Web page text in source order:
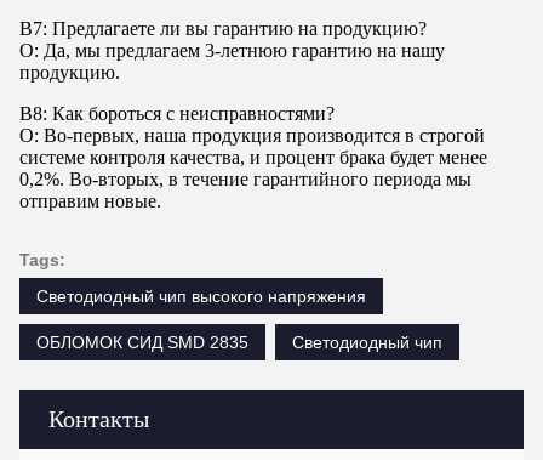
Контакты
В7: Предлагаете ли вы гарантию на продукцию?
О: Да, мы предлагаем 3-летнюю гарантию на нашу
продукцию.
В8: Как бороться с неисправностями?
О: Во-первых, наша продукция производится в строгой
системе контроля качества, и процент брака будет менее
0,2%. Во-вторых, в течение гарантийного периода мы
отправим новые.
Tags:
Светодиодный чип высокого напряжения
ОБЛОМОК СИД SMD 2835 Светодиодный чип